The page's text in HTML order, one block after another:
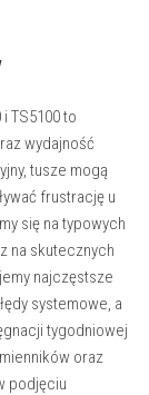
TS5100 to
wydajność
tusze mogą
frustrację u
się na typowych
na skutecznych
najczęstsze
systemowe, a
tygodniowej
oraz
podjęciu